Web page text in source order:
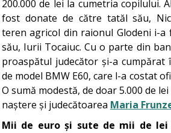
200.000 de lei la cumetria copilului.
fost donate de către tatăl său,
teren agricol din raionul Glodeni i-a
său, Iurii Tocaiuc. Cu o parte din
proaspătul judecător și-a cumpărat
de model BMW E60, care l-a costat
O sumă modestă, de doar 5.000 de
naștere și judecătoarea Maria
Mii de euro și sute de mii de lei